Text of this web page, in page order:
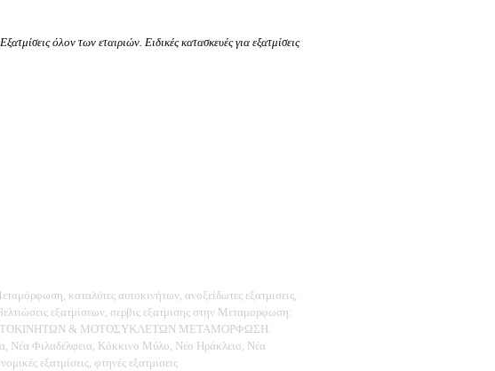
όλον των εταιριών. Ειδικές κατασκευές για εξατμίσεις
καταλύτες αυτοκινήτων, ανοξείδωτες εξατμισεις,
εξατμίσεων, σερβις εξατμισης στην Μεταμορφωση:
& ΜΟΤΟΣΥΚΛΕΤΩΝ ΜΕΤΑΜΟΡΦΩΣΗ.
Νέα Φιλαδέλφεια, Κόκκινο Μύλο, Νέο Ηράκλειο, Νέα
εξατμίσεις, φτηνές εξατμισεις